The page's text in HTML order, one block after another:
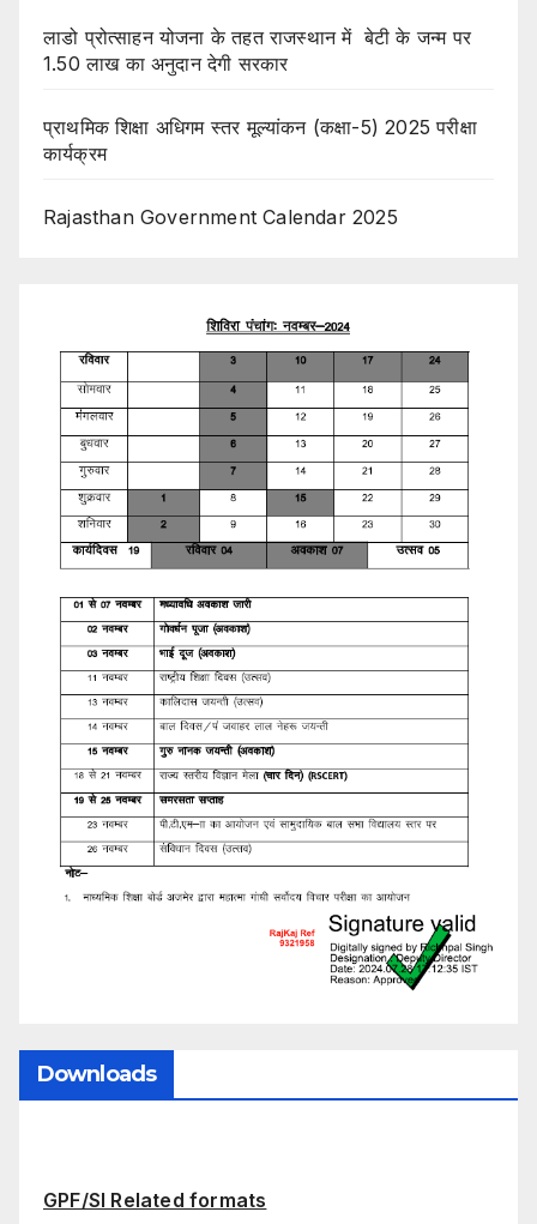
लाडो प्रोत्साहन योजना के तहत राजस्थान में बेटी के जन्म पर
1.50 लाख का अनुदान देगी सरकार
प्राथमिक शिक्षा अधिगम स्तर मूल्यांकन (कक्षा-5) 2025 परीक्षा
कार्यक्रम
Rajasthan Government Calendar 2025
Downloads
GPF/SI Related formats